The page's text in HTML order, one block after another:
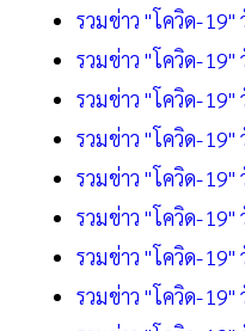
รวมข่าว "โควิด-
รวมข่าว "โควิด-
รวมข่าว "โควิด-
รวมข่าว "โควิด-
รวมข่าว "โควิด-
รวมข่าว "โควิด-
รวมข่าว "โควิด-
รวมข่าว "โควิด-